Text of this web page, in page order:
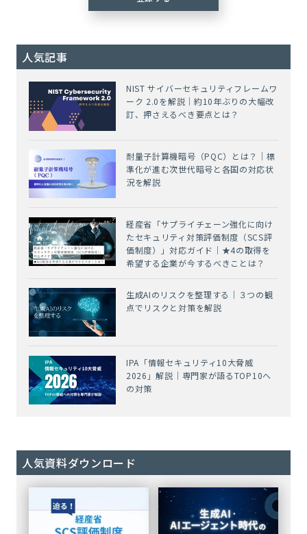
人気記事
NIST サイバーセキュリティフレームワ
ーク 2.0を解説｜約10年ぶりの大幅改
訂、押さえるべき要点とは？
耐量子計算機暗号（PQC）とは？｜標
準化が進む次世代暗号と各国の対応状
況を解説
経産省「サプライチェーン強化に向け
たセキュリティ対策評価制度（SCS評
価制度）」対応ガイド｜★4の取得を
希望する企業が今するべきことは？
生成AIのリスクを整理する｜３つの観
点でリスクと対策を解説
IPA「情報セキュリティ10大脅威
2026」解説｜専門家が語るTOP10へ
の対策
人気資料ダウンロード